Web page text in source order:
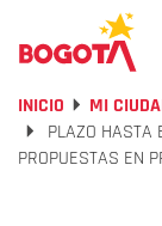
INICIO MI
PLAZO HASTA
PROPUESTAS EN